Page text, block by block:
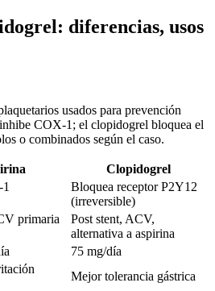
: diferencias, usos
usados para prevención
COX-1; el clopidogrel bloquea el
o combinados según el caso.
Clopidogrel
Bloquea receptor P2Y12
(irreversible)
primaria
Post stent, ACV,
alternativa a aspirina
75 mg/día
Mejor tolerancia gástrica